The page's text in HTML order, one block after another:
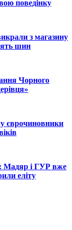
поведінку
з магазину
шин
Чорного
єврочиновники
Мадяр і ГУР вже
еліту